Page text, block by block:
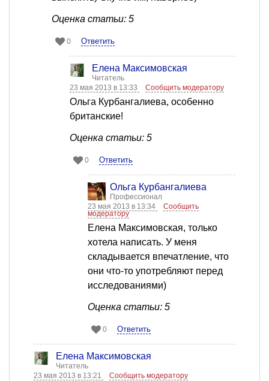
Оценка статьи: 5
0 Ответить
Елена Максимовская
Читатель
23 мая 2013 в 13:33
Сообщить модератору
Ольга Курбангалиева, особенно
британские!
Оценка статьи: 5
0 Ответить
Ольга Курбангалиева
Профессионал
23 мая 2013 в 13:34
Сообщить
модератору
Елена Максимовская, только
хотела написать. У меня
складывается впечатление, что
они что-то употребляют перед
исследованиями)
Оценка статьи: 5
0 Ответить
Елена Максимовская
Читатель
23 мая 2013 в 13:21
Сообщить модератору